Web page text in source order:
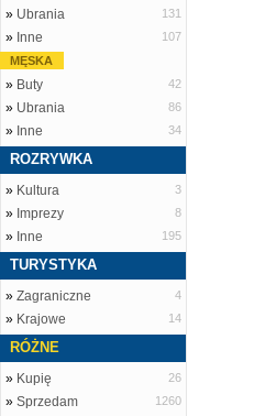
» Ubrania 131
» Inne
107
MĘSKA
» Buty 42
» Ubrania 86
» Inne 34
ROZRYWKA
» Kultura 3
» Imprezy 8
» Inne 195
TURYSTYKA
» Zagraniczne 4
» Krajowe 14
RÓŻNE
» Kupię 26
» Sprzedam 1260